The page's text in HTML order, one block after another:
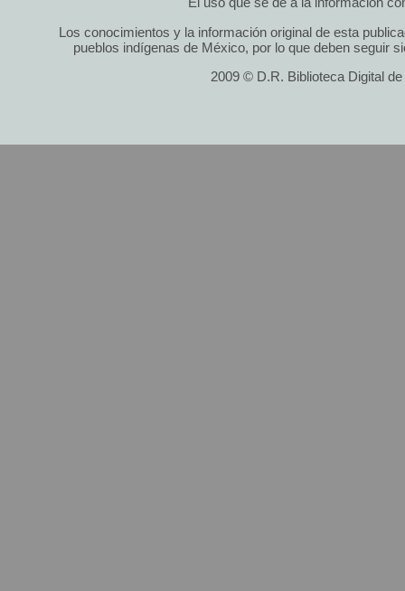
Los conocimientos y la información original de esta
pueblos indígenas de México, por lo que deben seguir
2009 © D.R. Biblioteca Digital